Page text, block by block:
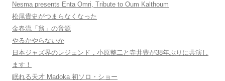
Nesma presents Enta Omri, Tribute to Oum Kalthoum
松尾貴史がつまらなくなった
金春流「翁」の音源
やるかやらないか
日本ジャズ界のレジェンド，小原整二と寺井豊が38年ぶりに共演し
ます！
眠れる天才 Madoka 初ソロ・ショー